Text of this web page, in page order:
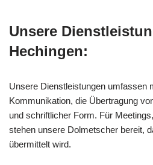
Unsere
Hechingen:
Unsere Dienstleistungen umfassen
Kommunikation, die Übertragung
und schriftlicher Form. Für
stehen unsere Dolmetscher bereit,
übermittelt wird.